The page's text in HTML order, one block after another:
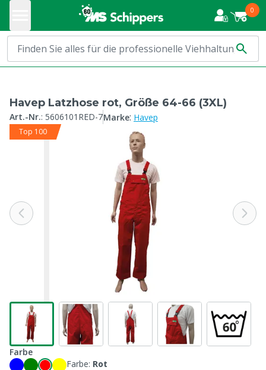
0
Havep Latzhose rot, Größe 64-66 (3XL)
Art.-Nr.: 5606101RED-7Marke: Havep
Top 100
Farbe
Farbe: Rot